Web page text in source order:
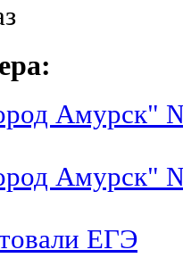
Амурск"
Амурск"
ЕГЭ